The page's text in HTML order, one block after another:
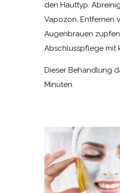
den Hauttyp.
Vapozon, Entfernen
Augenbrauen
Abschlusspflege mit
Dieser Behandlung
Minuten.